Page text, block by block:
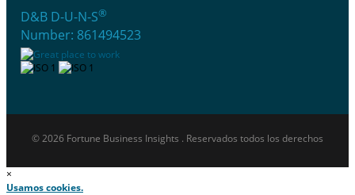
D&B D-U-N-S®
Number: 861494523
© 2026 Fortune Business Insights . Reservados todos los derechos
×
Usamos cookies.